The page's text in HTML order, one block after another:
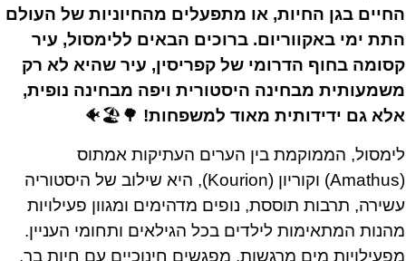
החיים בגן החיות, או מתפעלים מהחיוניות של העולם
התת ימי באקווריום. ברוכים הבאים ללימסול, עיר
קסומה בחוף הדרומי של קפריסין, עיר שהיא לא רק
משמעותית מבחינה היסטורית ויפה מבחינה נופית,
אלא גם ידידותית מאוד למשפחות! 🌳🏖️🐠
לימסול, הממוקמת בין הערים העתיקות אמתוס
(Amathus) וקוריון (Kourion), היא שילוב של היסטוריה
עשירה, תרבות תוססת, נופים מדהימים ומגוון פעילויות
מהנות המתאימות לילדים בכל הגילאים ותחומי העניין.
מפעילויות מים מרגשות, מפגשים חינוכיים עם חיות בר,